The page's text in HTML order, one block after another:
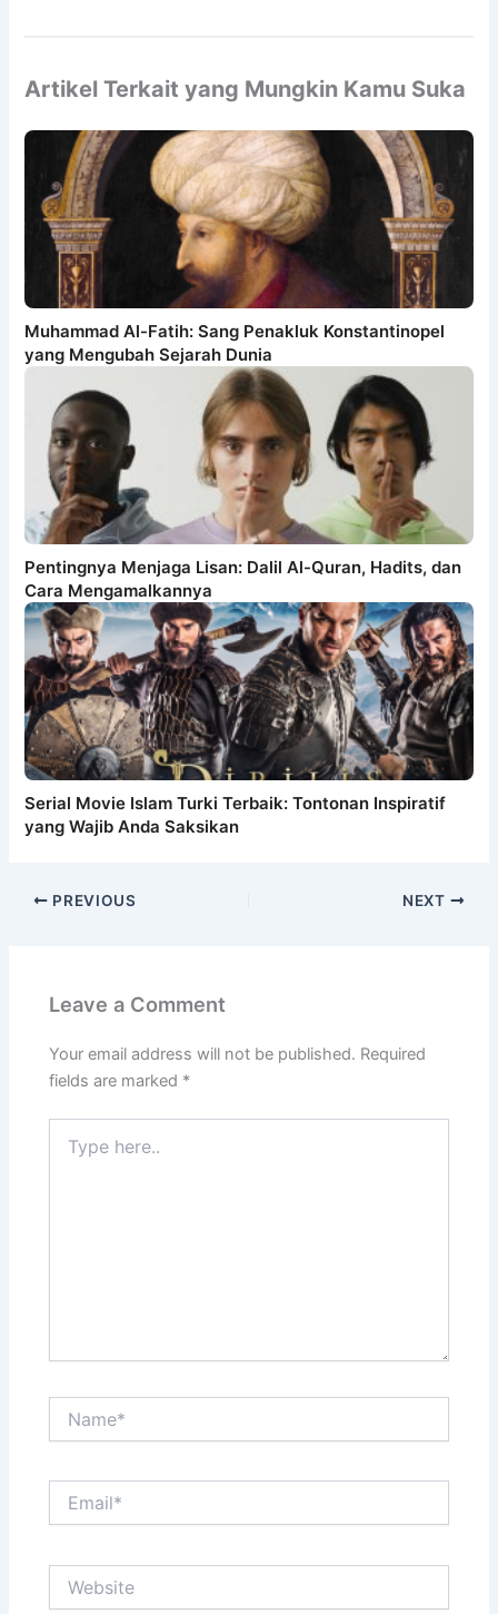
Artikel Terkait yang Mungkin Kamu Suka
Muhammad Al-Fatih: Sang Penakluk Konstantinopel
yang Mengubah Sejarah Dunia
Pentingnya Menjaga Lisan: Dalil Al-Quran, Hadits, dan
Cara Mengamalkannya
Serial Movie Islam Turki Terbaik: Tontonan Inspiratif
yang Wajib Anda Saksikan
PREVIOUS NEXT
Leave a Comment
Your email address will not be published. Required
fields are marked *
here..